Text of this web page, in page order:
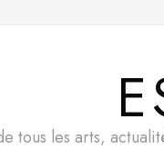
tous les arts,